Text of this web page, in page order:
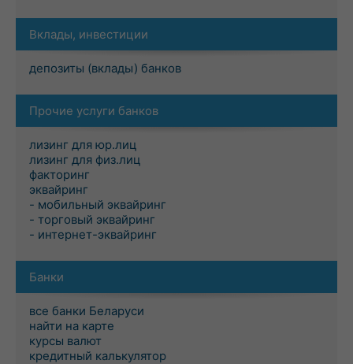
Вклады, инвестиции
депозиты (вклады) банков
Прочие услуги банков
лизинг для юр.лиц
лизинг для физ.лиц
факторинг
эквайринг
- мобильный эквайринг
- торговый эквайринг
- интернет-эквайринг
Банки
все банки Беларуси
найти на карте
курсы валют
кредитный калькулятор